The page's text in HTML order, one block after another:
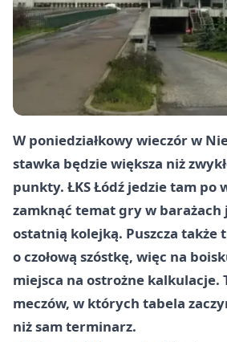
W poniedziałkowy wieczór w
stawka będzie większa niż
punkty. ŁKS Łódź jedzie tam po
zamknąć temat gry w barażach
ostatnią kolejką. Puszcza także
o czołową szóstkę, więc na
miejsca na ostrożne kalkulacje.
meczów, w których tabela
niż sam terminarz.